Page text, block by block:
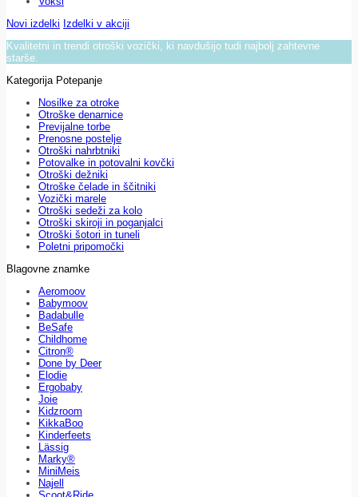
Novi izdelki Izdelki v akciji
Kvalitetni in trendi otroški vozički, ki navdušijo tudi najbolj zahtevne
starše.
Kategorija Potepanje
Nosilke za otroke
Otroške denarnice
Previjalne torbe
Prenosne postelje
Otroški nahrbtniki
Potovalke in potovalni kovčki
Otroški dežniki
Otroške čelade in ščitniki
Vozički marele
Otroški sedeži za kolo
Otroški skiroji in poganjalci
Otroški šotori in tuneli
Poletni pripomočki
Blagovne znamke
Aeromoov
Babymoov
Badabulle
BeSafe
Childhome
Citron®
Done by Deer
Elodie
Ergobaby
Joie
Kidzroom
KikkaBoo
Kinderfeets
Lässig
Marky®
MiniMeis
Najell